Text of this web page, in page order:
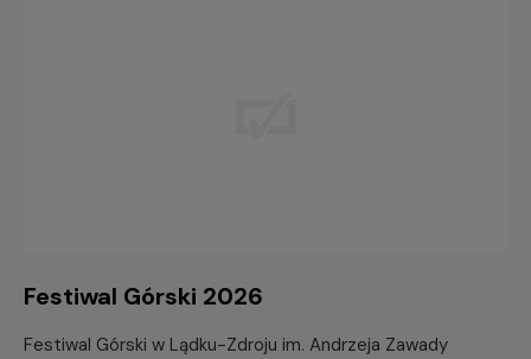
Festiwal Górski 2026
Festiwal Górski w Lądku-Zdroju im. Andrzeja Zawady